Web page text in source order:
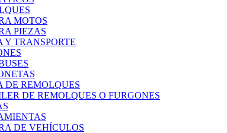
MOTOS
PIEZAS
Y TRANSPORTE
DE REMOLQUES
DE REMOLQUES O FURGONES
DE VEHÍCULOS